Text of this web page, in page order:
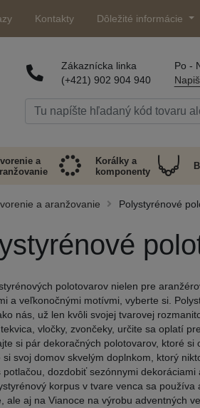
Kontakty Dôležité informácie
Zákaznícka linka
(+421) 902 904 940
Po -
a
Korálky a
komponenty
a aranžovanie Polystyrénové
polotovarov nielen pre
a veľkonočnými motívmi, vyberte si.
nás, už len kvôli svojej tvarovej
vločky, zvončeky, určite sa oplatí
si pár dekoračných polotovarov, ktoré
si svoj domov skvelým doplnkom, ktorý
potlačou, dozdobiť sezónnymi
korpus v tvare venca sa
ale aj na Vianoce na výrobu adventných